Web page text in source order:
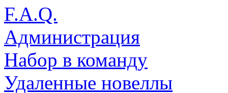
F.A.Q.
Администрация
Набор в команду
Удаленные новеллы